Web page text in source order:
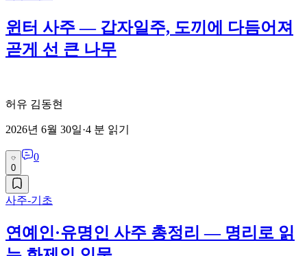
윈터 사주 — 갑자일주, 도끼에 다듬어져
곧게 선 큰 나무
허유 김동현
2026년 6월 30일·4 분 읽기
0
0
사주-기초
연예인·유명인 사주 총정리 — 명리로 읽